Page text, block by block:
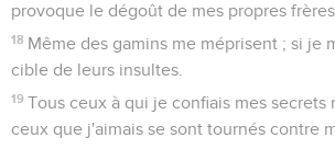
provoque le dégoût de mes propres frères.
18 Même des gamins me méprisent ; si je
cible de leurs insultes.
19 Tous ceux à qui je confiais mes secrets
ceux que j'aimais se sont tournés contre